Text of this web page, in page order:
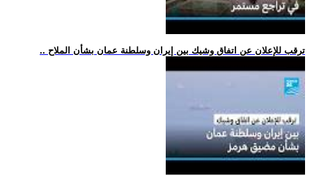
.. ترقب للإعلان عن اتفاق وشيك بين إيران وسلطنة عمان بشأن الملاح